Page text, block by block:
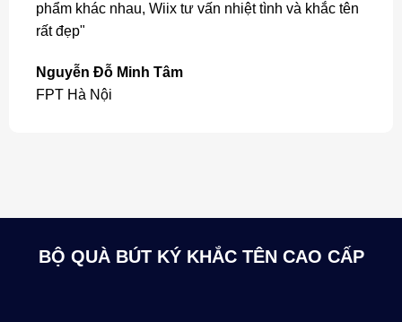
phẩm khác nhau, Wiix tư vấn nhiệt tình và khắc tên
rất đẹp"
Nguyễn Đỗ Minh Tâm
FPT Hà Nội
BỘ QUÀ BÚT KÝ KHẮC TÊN CAO CẤP